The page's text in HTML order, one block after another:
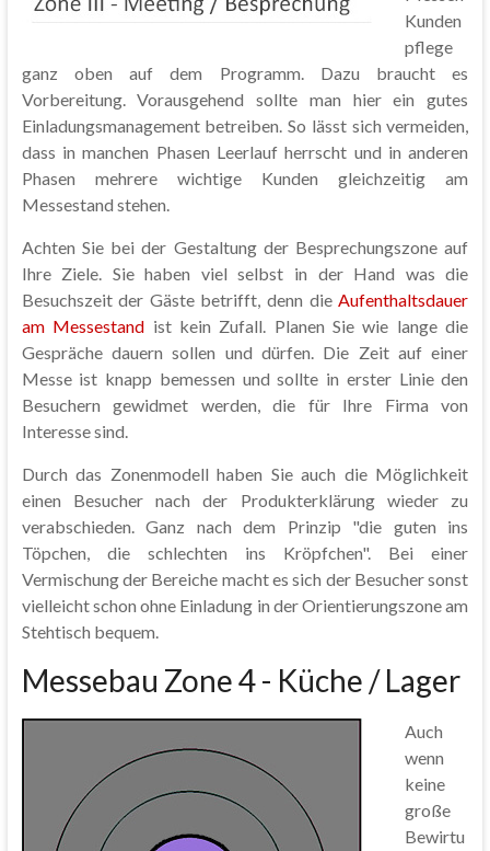
Kunden
pflege
ganz oben auf dem Programm. Dazu braucht es
Vorbereitung. Vorausgehend sollte man hier ein gutes
Einladungsmanagement betreiben. So lässt sich vermeiden,
dass in manchen Phasen Leerlauf herrscht und in anderen
Phasen mehrere wichtige Kunden gleichzeitig am
Messestand stehen.
Achten Sie bei der Gestaltung der Besprechungszone auf
Ihre Ziele. Sie haben viel selbst in der Hand was die
Besuchszeit der Gäste betrifft, denn dieAufenthaltsdauer
am Messestand ist kein Zufall. Planen Sie wie lange die
Gespräche dauern sollen und dürfen. Die Zeit auf einer
Messe ist knapp bemessen und sollte in erster Linie den
Besuchern gewidmet werden, die für Ihre Firma von
Interesse sind.
Durch das Zonenmodell haben Sie auch die Möglichkeit
einen Besucher nach der Produkterklärung wieder zu
verabschieden. Ganz nach dem Prinzip "die guten ins
Töpchen, die schlechten ins Kröpfchen". Bei einer
Vermischung der Bereiche macht es sich der Besucher sonst
vielleicht schon ohne Einladung in der Orientierungszone am
Stehtisch bequem.
Messebau Zone 4 - Küche / Lager
Auch
wenn
keine
große
Bewirtu